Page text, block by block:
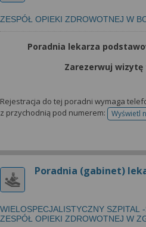
ZESPÓŁ OPIEKI ZDROWOTNEJ W
Poradnia lekarza
Zarezerwuj
Rejestracja do tej poradni wymaga
z przychodnią pod numerem:
Wyświetl
Poradnia (gabinet)
WIELOSPECJALISTYCZNY SZPITAL
ZESPÓŁ OPIEKI ZDROWOTNEJ W